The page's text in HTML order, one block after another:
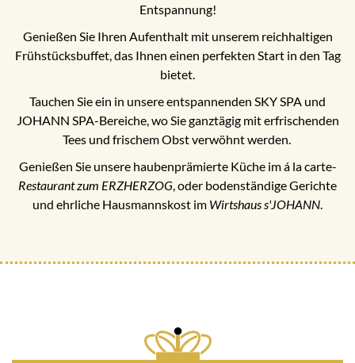
Entspannung!
Genießen Sie Ihren Aufenthalt mit unserem reichhaltigen
Frühstücksbuffet, das Ihnen einen perfekten Start in den Tag
bietet.
Tauchen Sie ein in unsere entspannenden SKY SPA und
JOHANN SPA-Bereiche, wo Sie ganztägig mit erfrischenden
Tees und frischem Obst verwöhnt werden.
Genießen Sie unsere haubenprämierte Küche im á la carte-
Restaurant zum ERZHERZOG , oder bodenständige Gerichte
und ehrliche Hausmannskost im Wirtshaus s'JOHANN